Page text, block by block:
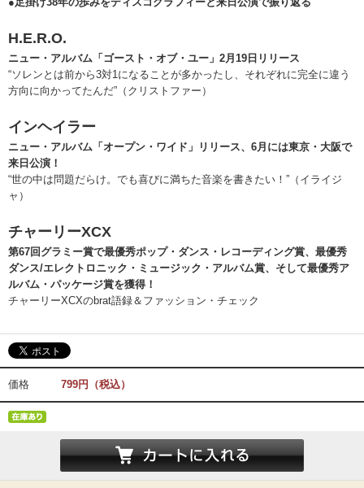
H.E.R.O.
ニュー・アルバム「ゴースト・オブ・ユー」2月19日リリース
“ソレンとは前から3対1になることが多かったし、それぞれに完全に違う
方向に向かってたんだ”（クリストファー）
インヘイラー
ニュー・アルバム「オープン・ワイド」リリース、6月には東京・大阪で
来日公演！
“世の中は問題だらけ。でも喜びに満ちた音楽を書きたい！”（イライジ
ャ）
チャーリーXCX
第67回グラミー賞で最優秀ポップ・ダンス・レコーディング賞、最優秀
ダンス/エレクトロニック・ミュージック・アルバム賞、そして最優秀ア
ルバム・パッケージ賞を獲得！
チャーリーXCXのbrat語録＆ファッション・チェック
価格 799円（税込）